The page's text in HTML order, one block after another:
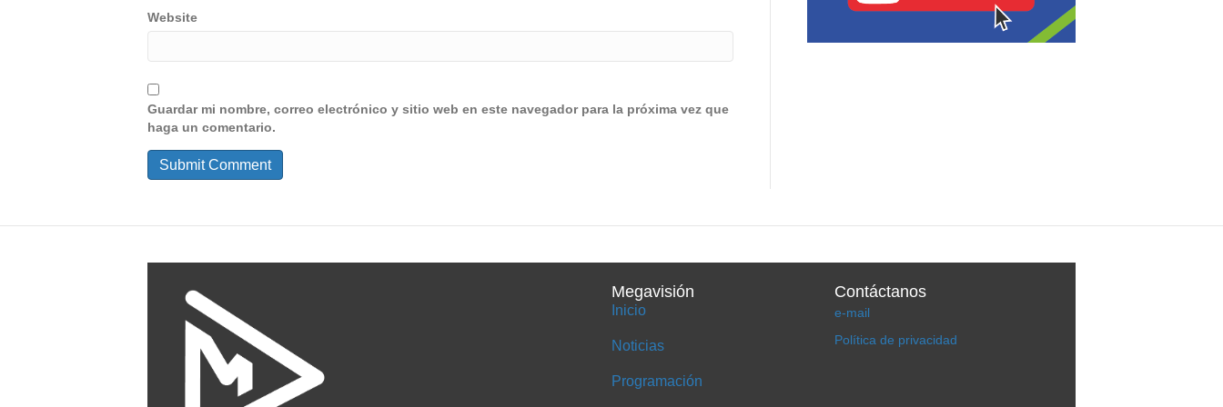
Website
Guardar mi nombre, correo electrónico y sitio web en este navegador para la próxima vez que
haga un comentario.
Megavisión
Inicio
Noticias
Programación
Contáctanos
e-mail
Política de privacidad